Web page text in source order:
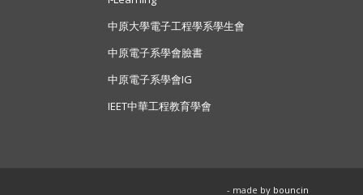
中原大學電子工程學系學生會
中原電子系學會臉書
中原電子系學會IG
IEET中華工程教育學會
- made by bouncin